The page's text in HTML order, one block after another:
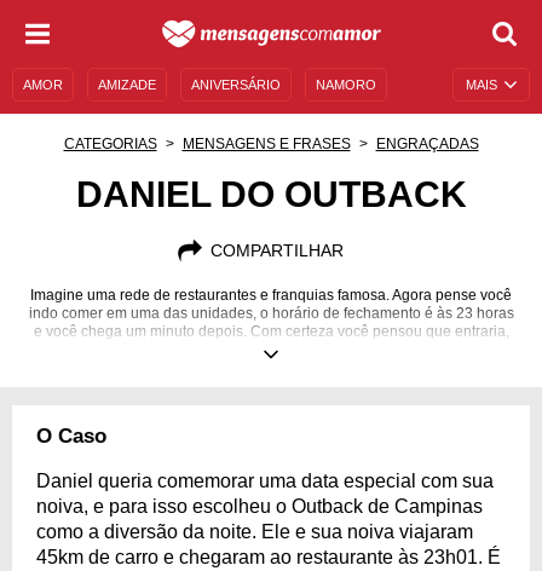
MAIS
AMOR AMIZADE ANIVERSÁRIO NAMORO
CATEGORIAS MENSAGENS E FRASES ENGRAÇADAS
DANIEL DO OUTBACK
COMPARTILHAR
Imagine uma rede de restaurantes e franquias famosa. Agora pense você
indo comer em uma das unidades, o horário de fechamento é às 23 horas
e você chega um minuto depois. Com certeza você pensou que entraria,
certo? Mas não foi isso que aconteceu com Daniel. Conheça esse caso
O Caso
Daniel queria comemorar uma data especial com sua
noiva, e para isso escolheu o Outback de Campinas
como a diversão da noite. Ele e sua noiva viajaram
45km de carro e chegaram ao restaurante às 23h01. É